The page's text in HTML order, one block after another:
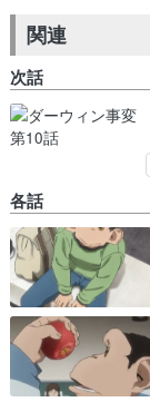
関連
次話
各話